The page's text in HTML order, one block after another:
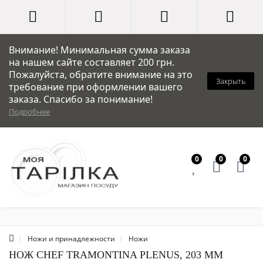
Внимание! Минимальная сумма заказа
на нашем сайте составляет 200 грн.
Пожалуйста, обратите внимание на это
требование при оформлении вашего
заказа. Спасибо за понимание!
Подробнее
Закрыть
0 0 0
Ножи и принадлежности Ножи
НОЖ CHEF TRAMONTINA PLENUS, 203 ММ